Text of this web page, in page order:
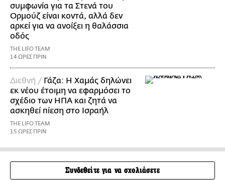
συμφωνία για τα Στενά του
Ορμούζ είναι κοντά, αλλά δεν
αρκεί για να ανοίξει η θαλάσσια
οδός
THE LIFO TEAM
14 ΩΡΕΣ ΠΡΙΝ
Διεθνή / Γάζα: Η Χαμάς δηλώνει
εκ νέου έτοιμη να εφαρμόσει το
σχέδιο των ΗΠΑ και ζητά να
ασκηθεί πίεση στο Ισραήλ
THE LIFO TEAM
15 ΩΡΕΣ ΠΡΙΝ
Συνδεθείτε για να σχολιάσετε